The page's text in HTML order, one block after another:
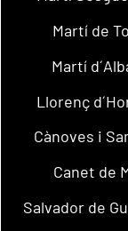
Martí de
Martí
Llorenç
Cànoves i
Canet de
Salvador de